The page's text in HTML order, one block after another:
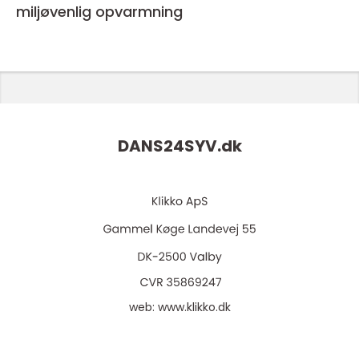
miljøvenlig opvarmning
DANS24SYV.dk
web: www.klikko.dk